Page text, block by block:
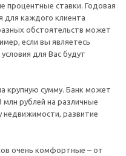
процентные ставки. Годовая
для каждого клиента
обстоятельств может
если вы являетесь
для Вас будут
крупную сумму. Банк может
рублей на различные
недвижимости, развитие
очень комфортные – от